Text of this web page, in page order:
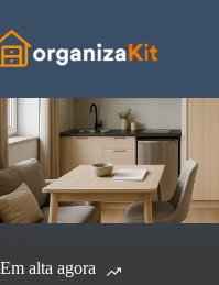
para
o
conteúdo
Em alta agora